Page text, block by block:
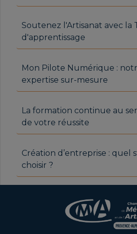
Soutenez l'Artisanat avec la
d'apprentissage
Mon Pilote Numérique :
expertise sur-mesure
La formation continue au
de votre réussite
Création d’entreprise : quel
choisir ?